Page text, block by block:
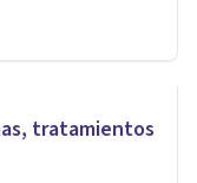
tratamientos